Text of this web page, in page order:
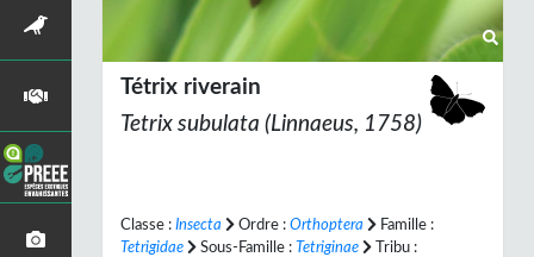
Tétrix riverain
Tetrix subulata (Linnaeus, 1758)
Classe : Insecta Ordre : Orthoptera
Famille :
Tetrigidae
Sous-Famille : Tetriginae
Tribu :